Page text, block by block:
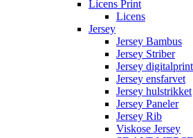
Licens Print
Licens
Jersey
Jersey Bambus
Jersey Striber
Jersey digitalprint
Jersey ensfarvet
Jersey hulstrikket
Jersey Paneler
Jersey Rib
Viskose Jersey